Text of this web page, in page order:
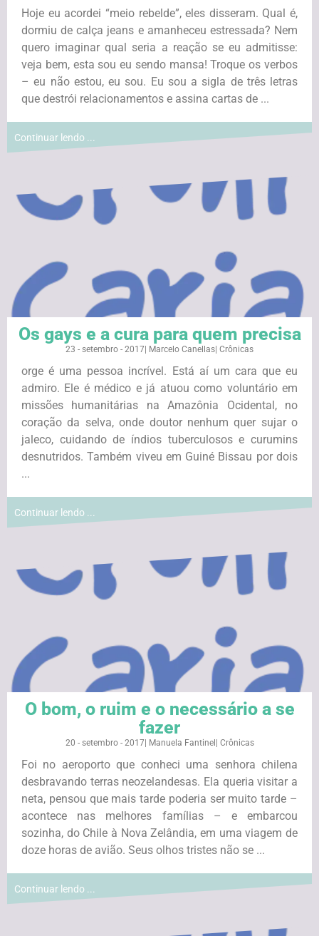
Hoje eu acordei “meio rebelde”, eles disseram. Qual é,
dormiu de calça jeans e amanheceu estressada? Nem
quero imaginar qual seria a reação se eu admitisse:
veja bem, esta sou eu sendo mansa! Troque os verbos
– eu não estou, eu sou. Eu sou a sigla de três letras
que destrói relacionamentos e assina cartas de ...
Continuar lendo ...
Os gays e a cura para quem precisa
23 - setembro - 2017 Marcelo Canellas Crônicas
orge é uma pessoa incrível. Está aí um cara que eu
admiro. Ele é médico e já atuou como voluntário em
missões humanitárias na Amazônia Ocidental, no
coração da selva, onde doutor nenhum quer sujar o
jaleco, cuidando de índios tuberculosos e curumins
desnutridos. Também viveu em Guiné Bissau por dois
...
Continuar lendo ...
O bom, o ruim e o necessário a se
fazer
20 - setembro - 2017| Manuela Fantinel Crônicas
Foi no aeroporto que conheci uma senhora chilena
desbravando terras neozelandesas. Ela queria visitar a
neta, pensou que mais tarde poderia ser muito tarde –
acontece nas melhores famílias – e embarcou
sozinha, do Chile à Nova Zelândia, em uma viagem de
doze horas de avião. Seus olhos tristes não se ...
Continuar lendo ...